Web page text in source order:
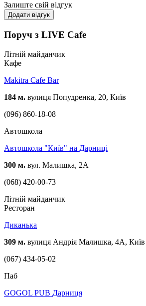
Залиште свій відгук
Додати відгук
Поруч з LIVE Cafe
Літній майданчик
Кафе
Makitra Cafe Bar
184 м. вулиця Попудренка, 20, Київ
(096) 860-18-08
Автошкола
Автошкола "Київ" на Дарниці
300 м. вул. Малишка, 2А
(068) 420-00-73
Літній майданчик
Ресторан
Диканька
309 м. вулиця Андрія Малишка, 4А, Київ
(067) 434-05-02
Паб
GOGOL PUB Дарниця